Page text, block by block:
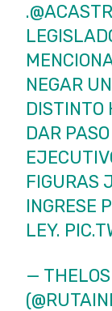
.
NEGAR
DISTINTO
DAR
FIGURAS
INGRESE
LEY.
—